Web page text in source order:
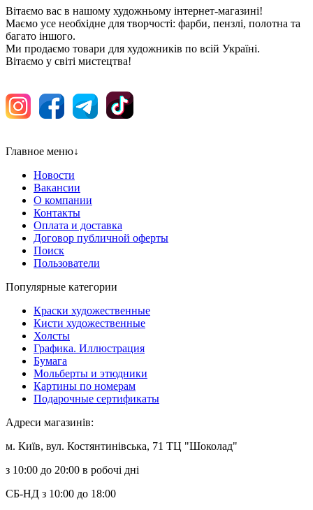
Вітаємо вас в нашому художньому інтернет-магазині!
Маємо усе необхідне для творчості: фарби, пензлі, полотна та
багато іншого.
Ми продаємо товари для художників по всій Україні.
Вітаємо у світі мистецтва!
Главное меню↓
Новости
Вакансии
О компании
Контакты
Оплата и доставка
Договор публичной оферты
Поиск
Пользователи
Популярные категории
Краски художественные
Кисти художественные
Холсты
Графика. Иллюстрация
Бумага
Мольберты и этюдники
Картины по номерам
Подарочные сертификаты
Адреси магазинів:
м. Київ, вул. Костянтинівська, 71 ТЦ "Шоколад"
з 10:00 до 20:00 в робочі дні
СБ-НД з 10:00 до 18:00